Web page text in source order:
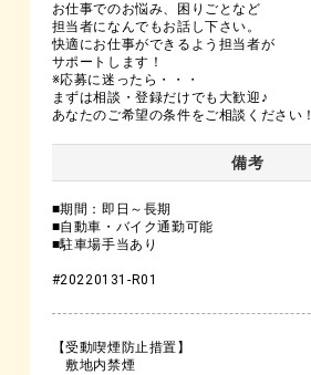
お仕事でのお悩み、困りごとなど
担当者になんでもお話し下さい。
快適にお仕事ができるよう担当者が
サポートします！
※応募に迷ったら・・・
まずは相談・登録だけでも大歓迎♪
あなたのご希望の条件をご相談ください！
備考
■期間：即日～長期
■自動車・バイク通勤可能
■駐車場手当あり
#20220131-R01
【受動喫煙防止措置】
敷地内禁煙